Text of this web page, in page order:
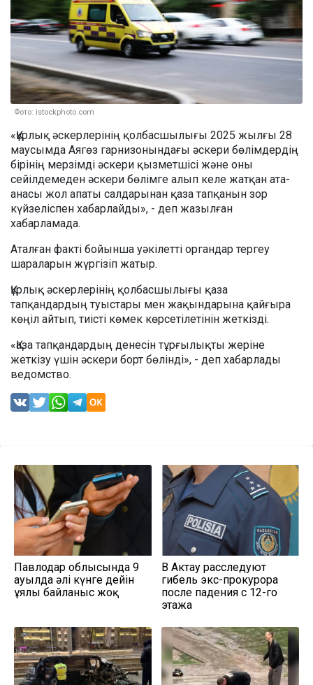
Фото: istockphoto.com
«Құрлық әскерлерінің қолбасшылығы 2025 жылғы 28
маусымда Аягөз гарнизонындағы әскери бөлімдердің
бірінің мерзімді әскери қызметшісі және оны
сейілдемеден әскери бөлімге алып келе жатқан ата-
анасы жол апаты салдарынан қаза тапқанын зор
күйзеліспен хабарлайды», - деп жазылған
хабарламада.
Аталған факті бойынша уәкілетті органдар тергеу
шараларын жүргізіп жатыр.
Құрлық әскерлерінің қолбасшылығы қаза
тапқандардың туыстары мен жақындарына қайғыра
көңіл айтып, тиісті көмек көрсетілетінін жеткізді.
«Қаза тапқандардың денесін тұрғылықты жеріне
жеткізу үшін әскери борт бөлінді», - деп хабарлады
ведомство.
Павлодар облысында 9
ауылда әлі күнге дейін
ұялы байланыс жоқ
В Актау расследуют
гибель экс-прокурора
после падения с 12-го
этажа